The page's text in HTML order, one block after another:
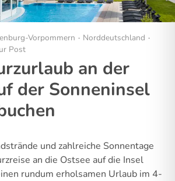
Vorpommern
Norddeutschland
Post
an der
der Sonneninsel
und zahlreiche Sonnentage
an die Ostsee auf die Insel
rundum erholsamen Urlaub im 4-